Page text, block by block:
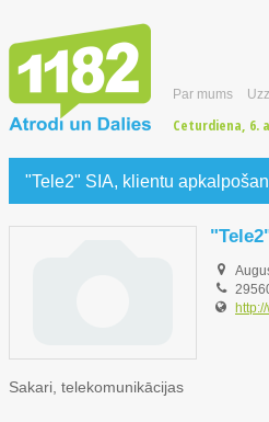
Par mums
Ceturdiena, 6.
"Tele2" SIA, klientu
Sakari, telekomunikācijas